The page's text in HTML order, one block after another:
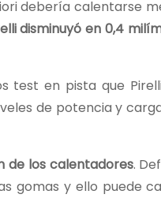
debería calentarse
disminuyó en 0,4
test en pista que
de potencia y
de los calentadores.
gomas y ello puede